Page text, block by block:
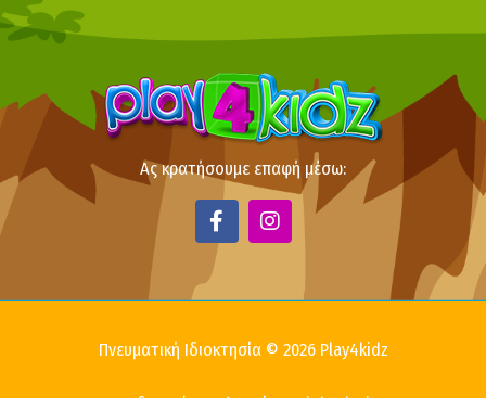
Ας κρατήσουμε επαφή μέσω:
F
a
c
b
o
k
I
n
a
r
a
Πνευματική Ιδιοκτησία © 2026 Play4kidz